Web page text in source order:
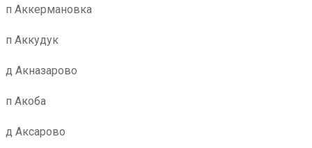
п Аккермановка
п Аккудук
д Акназарово
п Акоба
д Аксарово